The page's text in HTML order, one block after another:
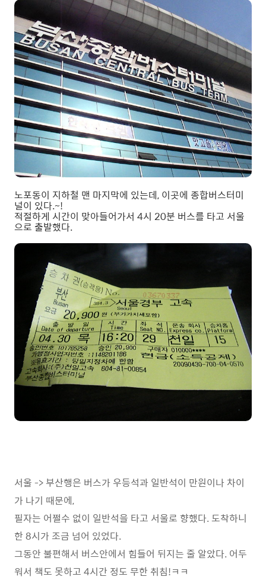
노포동이 지하철 맨 마지막에 있는데, 이곳에 종합버스터미
널이 있다.~!
적절하게 시간이 맞아들어가서 4시 20분 버스를 타고 서울
으로 출발했다.
서울 -> 부산행은 버스가 우등석과 일반석이 만원이나 차이
가 나기 때문에,
필자는 어쩔수 없이 일반석을 타고 서울로 향했다. 도착하니
한 8시가 조금 넘어 있었다.
그동안 불편해서 버스안에서 힘들어 뒤지는 줄 알았다. 어두
워서 책도 못하고 4시간 정도 무한 취침!ㅋㅋ